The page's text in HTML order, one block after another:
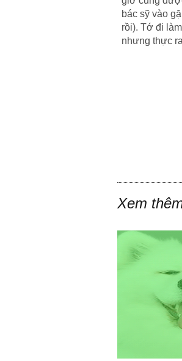
bác sỹ vào
rồi). Tớ đi
nhưng thực
Xem